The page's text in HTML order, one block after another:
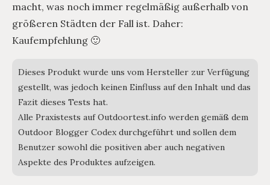
macht, was noch immer regelmäßig außerhalb von
größeren Städten der Fall ist. Daher:
Kaufempfehlung 🙂
Dieses Produkt wurde uns vom Hersteller zur Verfügung
gestellt, was jedoch keinen Einfluss auf den Inhalt und das
Fazit dieses Tests hat.
Alle Praxistests auf Outdoortest.info werden gemäß dem
Outdoor Blogger Codex durchgeführt und sollen dem
Benutzer sowohl die positiven aber auch negativen
Aspekte des Produktes aufzeigen.